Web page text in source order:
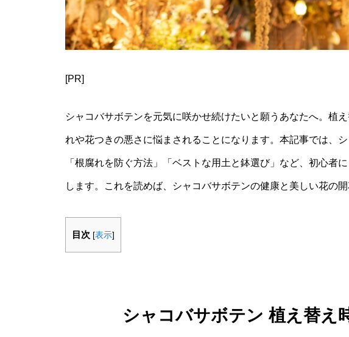
[PR]
シャコバサボテンを元気に咲かせ続けたいと願うあなたへ。植
れや花つきの悪さに悩まされることになります。本記事では、
「根腐れを防ぐ方法」「ベストな用土と鉢選び」など、初心者
します。これを読めば、シャコバサボテンの健康と美しい花の開
目次 [表示]
シャコバサボテン 植え替え